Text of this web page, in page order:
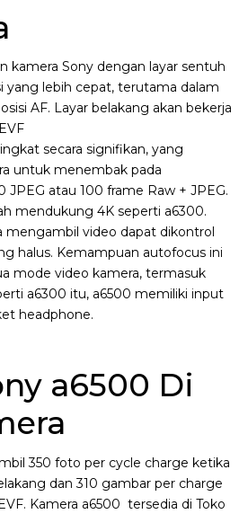
kamera Sony dengan layar sentuh
yang lebih cepat, terutama dalam
AF. Layar belakang akan bekerja
secara signifikan, yang
untuk menembak pada
JPEG atau 100 frame Raw + JPEG.
mendukung 4K seperti a6300.
mengambil video dapat dikontrol
halus. Kemampuan autofocus ini
mode video kamera, termasuk
a6300 itu, a6500 memiliki input
headphone.
a6500 Di
350 foto per cycle charge ketika
dan 310 gambar per charge
Kamera a6500 tersedia di Toko